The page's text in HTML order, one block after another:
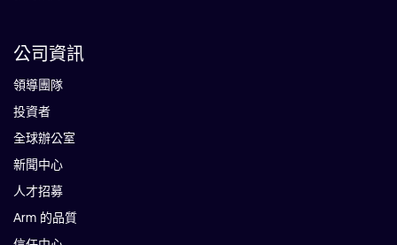
公司資訊
領導團隊
投資者
全球辦公室
新聞中心
人才招募
Arm 的品質